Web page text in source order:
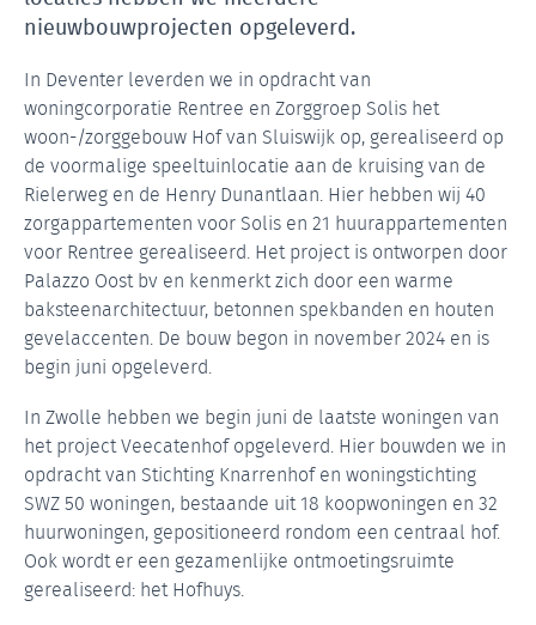
nieuwbouwprojecten opgeleverd.
In Deventer leverden we in opdracht van
woningcorporatie Rentree en Zorggroep Solis het
woon-/zorggebouw Hof van Sluiswijk op, gerealiseerd op
de voormalige speeltuinlocatie aan de kruising van de
Rielerweg en de Henry Dunantlaan. Hier hebben wij 40
zorgappartementen voor Solis en 21 huurappartementen
voor Rentree gerealiseerd. Het project is ontworpen door
Palazzo Oost bv en kenmerkt zich door een warme
baksteenarchitectuur, betonnen spekbanden en houten
gevelaccenten. De bouw begon in november 2024 en is
begin juni opgeleverd.
In Zwolle hebben we begin juni de laatste woningen van
het project Veecatenhof opgeleverd. Hier bouwden we in
opdracht van Stichting Knarrenhof en woningstichting
SWZ 50 woningen, bestaande uit 18 koopwoningen en 32
huurwoningen, gepositioneerd rondom een centraal hof.
Ook wordt er een gezamenlijke ontmoetingsruimte
gerealiseerd: het Hofhuys.